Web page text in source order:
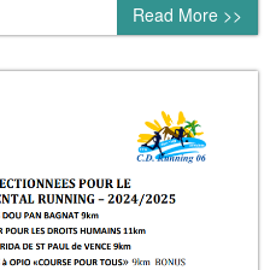
Read More >>